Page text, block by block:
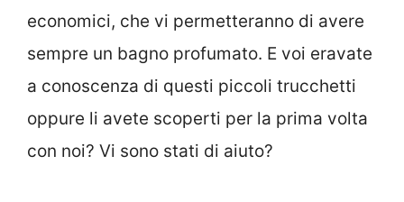
economici, che vi permetteranno di avere
sempre un bagno profumato. E voi eravate
a conoscenza di questi piccoli trucchetti
oppure li avete scoperti per la prima volta
con noi? Vi sono stati di aiuto?